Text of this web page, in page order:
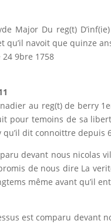
Major Du reg(t)
qu’il navoit que quinze
24 9bre 1758
au reg(t) de berry
pour temoins de sa
dit connoittre depuis
devant nous nicolas
de nous dire La
même avant qu’il
est comparu devant